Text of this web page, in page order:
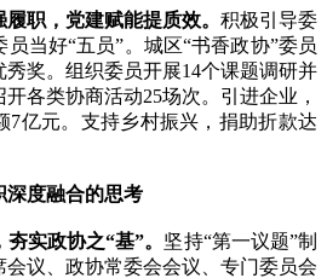
职，党建赋能提质效。 积极引导委
当好“五员”。城区“书香政协”委员
奖。组织委员开展14个课题调研并
各类协商活动25场次。引进企业，
7亿元。支持乡村振兴，捐助折款达
度融合的思考
实政协之“基”。 坚持“第一议题”制
会议、政协常委会会议、专门委员会